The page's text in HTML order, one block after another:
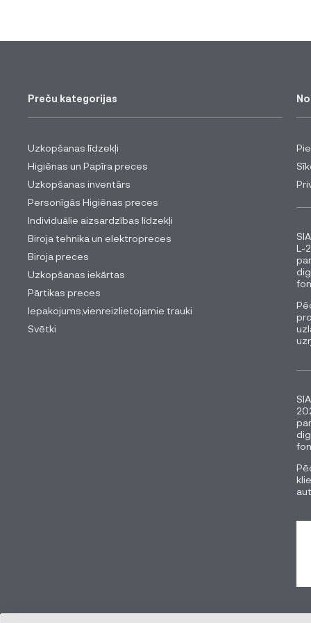
Preču kategorijas
Uzkopšanas līdzekļi
Higiēnas un Papīra preces
Uzkopšanas inventārs
Personīgās Higiēnas preces
Individuālie aizsardzības līdzekļi
Biroja tehnika un elektropreces
Biroja preces
Uzkopšanas iekārtas
Pārtikas preces
Iepakojums,vienreizlietojamie trauki
Svētki
L-